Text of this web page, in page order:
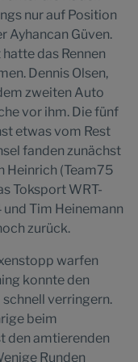
nur auf Position
Ayhancan Güven.
das Rennen
Dennis Olsen,
zweiten Auto
vor ihm. Die fünf
etwas vom Rest
fanden zunächst
Heinrich (Team75
Toksport WRT-
Tim Heinemann
zurück.
warfen
konnte den
verringern.
beim
den amtierenden
Runden